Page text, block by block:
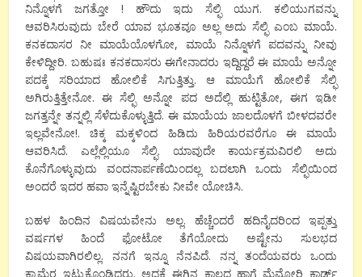
ನಿನ್ನೊಳಗೆ ಜಗತ್ತೋ
! ಹೌದು ಇದು ಸೆಲ್ಫಿ ಯುಗ. ಕಲಿಯುಗವನ್ನು
ಆವರಿಸಿರುವುದು ಬೇರೆ ಯಾವ ಭೂತವೂ ಅಲ್ಲ ಅದು ಸೆಲ್ಫಿ ಎಂಬ ಮಾಯೆ.
ಕನಕದಾಸರ ನೀ ಮಾಯೆಯೊಳಗೋ, ಮಾಯೆ ನಿನ್ನೊಳಗೆ ಪದವನ್ನು ನೀವು‌
ಕೇಳಿದ್ದೀರಿ. ಬಹುಷಃ ಕನಕದಾಸರು ಈಗೇನಾದರು ಇದ್ದಿದ್ದರೆ ಈ ಮಾಯೆ ಅನ್ನೋ
ಪದಕ್ಕೆ ಸರಿಯಾದ ಹೋಲಿಕೆ ಸಿಗುತ್ತಿತ್ತು. ಆ ಮಾಯೆಗೆ ಹೋಲಿಕೆ ಸೆಲ್ಫಿ
ಅಗಿರುತ್ತಿತ್ತೇನೋ. ಈ ಸೆಲ್ಫಿ ಅನ್ನೋ ಪದ ಅದೆಲ್ಲಿ ಹುಟ್ಟಿತೋ, ಈಗ ಇಡೀ
ಜಗತ್ತನ್ನೇ ತನ್ನಲ್ಲಿ ಸೆಳೆದುಕೊಳ್ಳುತ್ತಿದೆ‌. ಈ ಮಾಯೆಯ ಜಾಲದೊಳಗೆ ಬೀಳದವರೇ
ಇಲ್ಲವೇನೋ!. ಚಿಕ್ಕ ಮಕ್ಕಳಿಂದ ಹಿಡಿದು ಹಿರಿಯರವರೆಗೂ
ಈ ಮಾಯೆ
ಆವರಿಸಿದೆ. ಎಲ್ಲೆಲ್ಲಿಯೂ ಸೆಲ್ಫಿ. ಯಾವುದೇ ಕಾರ್ಯಕ್ರಮವಿರಲಿ‌ ಅದು
ಕೊನೆಗೊಳ್ಳುವುದು ವಂದನಾರ್ಪಣೆಯಿಂದಲ್ಲ ಬದಲಾಗಿ ಒಂದು ಸೆಲ್ಫಿಯಿಂದ
ಅಂದರೆ ಇದರ ಹವಾ ಇನ್ನೆಷ್ಟಿರಬೇಕು‌ ನೀವೇ ಯೋಚಿಸಿ.
ಬಹಳ ಹಿಂದಿನ ವಿಷಯವೇನು ಅಲ್ಲ. ಹೆಚ್ಚೆಂದರೆ ಹದಿನೈದರಿಂದ ಇಪ್ಪತ್ತು
ವರ್ಷಗಳ ಹಿಂದೆ ಫೋಟೋ ತೆಗೆಯೋದು ಅಷ್ಟೇನು ಸುಲಭದ
ವಿಷಯವಾಗಿರಲಿಲ್ಲ. ನನಗೆ ಇನ್ನೂ ನೆನಪಿದೆ. ನನ್ನ ತಂದೆಯವರು‌ ಒಂದು
ಕ್ಯಾಮೆರ ಇಟ್ಟುಕೊಂಡಿದ್ದರು. ಅದಕ್ಕೆ ಈಗಿನ ಕಾಲದ ಹಾಗೆ ಮೆಮೋರಿ‌‌ ಕಾರ್ಡ್